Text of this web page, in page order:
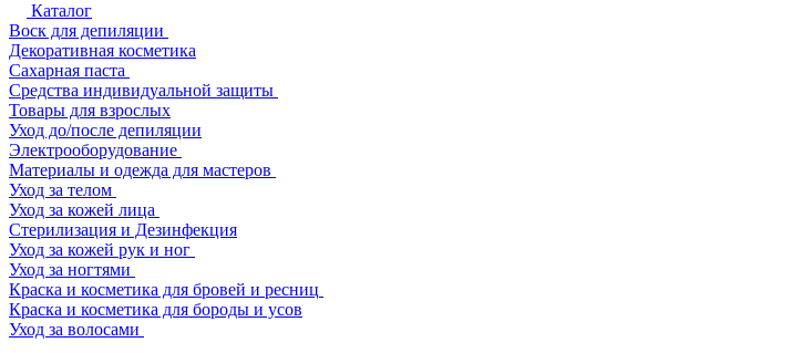
Каталог
Воск для депиляции
Декоративная косметика
Сахарная паста
Средства индивидуальной защиты
Товары для взрослых
Уход до/после депиляции
Электрооборудование
Материалы и одежда для мастеров
Уход за телом
Уход за кожей лица
Стерилизация и Дезинфекция
Уход за кожей рук и ног
Уход за ногтями
Краска и косметика для бровей и ресниц
Краска и косметика для бороды и усов
Уход за волосами